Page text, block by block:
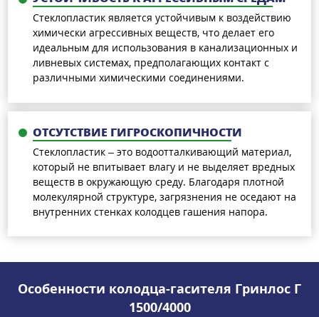
Стеклопластик является устойчивым к воздействию
химически агрессивных веществ, что делает его
идеальным для использования в канализационных и
ливневых системах, предполагающих контакт с
различными химическими соединениями.
ОТСУТСТВИЕ ГИГРОСКОПИЧНОСТИ
Стеклопластик – это водоотталкивающий материал,
который не впитывает влагу и не выделяет вредных
веществ в окружающую среду. Благодаря плотной
молекулярной структуре, загрязнения не оседают на
внутренних стенках колодцев гашения напора.
Особенности колодца-гасителя Гринлос Г
1500/4000